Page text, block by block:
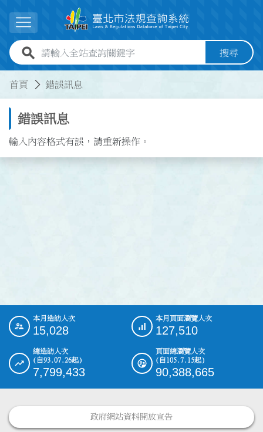
展開選單
全站查詢關鍵字欄位 搜尋
首頁 錯誤訊息
錯誤訊息
輸入內容格式有誤，請重新操作。
::: 本月造訪人次
15,028
本月頁面瀏覽人次
127,510
總造訪人次
(自93.07.26起)
7,799,433
頁面總瀏覽人次
(自105.7.15起)
90,388,665
政府網站資料開放宣告